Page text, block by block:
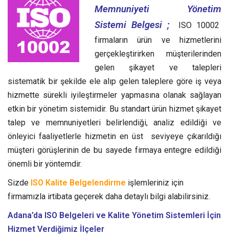
Memnuniyeti Yönetim
Sistemi Belgesi ;
ISO 10002
firmaların ürün ve hizmetlerini
gerçekleştirirken müşterilerinden
gelen şikayet ve talepleri
sistematik bir şekilde ele alıp gelen taleplere göre iş veya
hizmette sürekli iyileştirmeler yapmasına olanak sağlayan
etkin bir yönetim sistemidir. Bu standart ürün hizmet şikayet
talep ve memnuniyetleri belirlendiği, analiz edildiği ve
önleyici faaliyetlerle hizmetin en üst seviyeye çıkarıldığı
müşteri görüşlerinin de bu sayede firmaya entegre edildiği
önemli bir yöntemdir.
Sizde ISO Kalite Belgelendirme işlemleriniz için
firmamızla irtibata geçerek daha detaylı bilgi alabilirsiniz.
Adana’da ISO Belgeleri ve Kalite Yönetim Sistemleri İçin
Hizmet Verdiğimiz İlçeler